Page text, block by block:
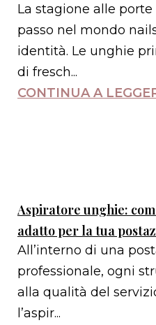
La stagione alle
passo nel mondo
identità. Le unghie
di fresch...
CONTINUA A
Aspiratore unghie:
adatto per la tua
All’interno di una
professionale, ogni
alla qualità del
l’aspir...